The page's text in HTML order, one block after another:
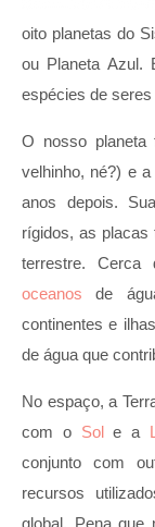
oito planetas do
ou Planeta
espécies de
O nosso planeta
velhinho, né?) e
anos depois.
rígidos, as placas
terrestre.
oceanos de
continentes e
de água que
No espaço, a
com o Sole a
conjunto com
recursos
global. Pena que